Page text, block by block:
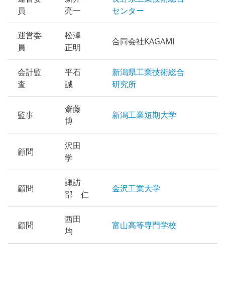
員
亮一
センター
運営委
員
松澤
正明
合同会社KAGAMI
会計監
査
平石
誠
新潟県工業技術総合
研究所
監事
齋藤
博
新潟工業短期大学
顧問
沢田
学
顧問
諏訪
部 仁
金沢工業大学
顧問
西田
均
富山高等専門学校